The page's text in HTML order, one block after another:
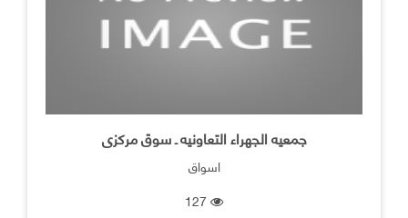
جمعيه الجهراء التعاونيه ـ سوق مركزى
اسواق